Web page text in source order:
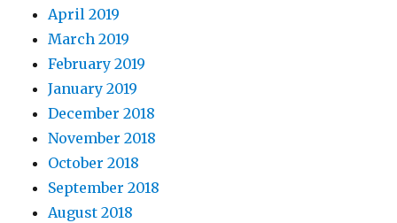
April 2019
March 2019
February 2019
January 2019
December 2018
November 2018
October 2018
September 2018
August 2018